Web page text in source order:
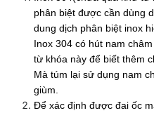
phân biệt được cần dùng
dung dịch phân biệt inox
Inox 304 có hút nam
từ khóa này để biết thêm
Mà túm lại sử dụng nam
giùm.
Để xác định được đai ốc